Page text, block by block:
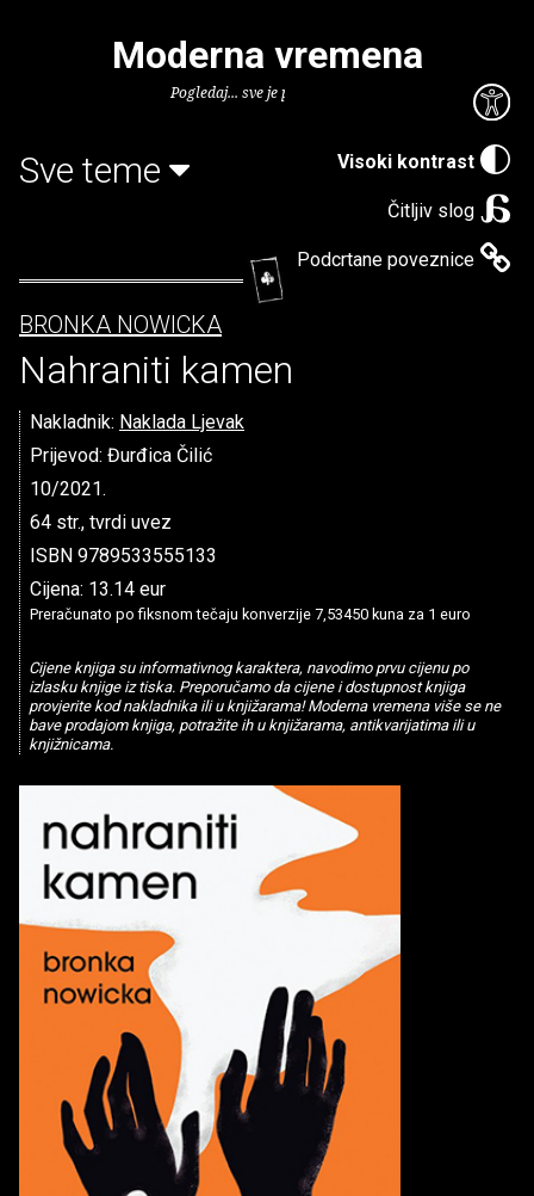
Visoki kontrast
Čitljiv slog
Podcrtane poveznice
Moderna vremena
Pogledaj... sve je puno knjiga.
Sve teme
BRONKA NOWICKA
Nahraniti kamen
Nakladnik: Naklada Ljevak
Prijevod: Đurđica Čilić
10/2021.
64 str., tvrdi uvez
ISBN 9789533555133
Cijena: 13.14 eur
Preračunato po fiksnom tečaju konverzije 7,53450 kuna za 1 euro
Cijene knjiga su informativnog karaktera, navodimo prvu cijenu po
izlasku knjige iz tiska. Preporučamo da cijene i dostupnost knjiga
provjerite kod nakladnika ili u knjižarama! Moderna vremena više se ne
bave prodajom knjiga, potražite ih u knjižarama, antikvarijatima ili u
knjižnicama.